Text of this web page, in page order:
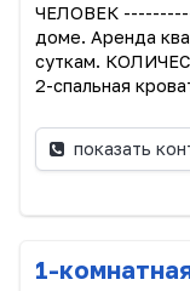
ЧЕЛОВЕК
доме. Аренда
суткам.
2-спальная
показать
1-